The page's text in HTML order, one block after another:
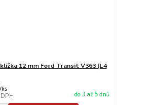
12 mm Ford Transit V363 (L4
ks
do 3 až 5 dnů